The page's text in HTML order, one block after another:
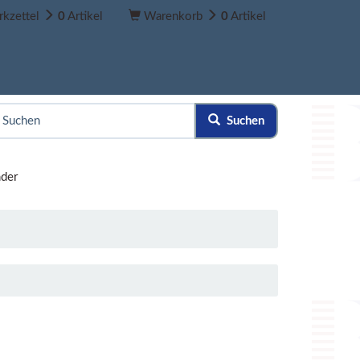
0 Artikel Warenkorb 0 Artikel
Suchen